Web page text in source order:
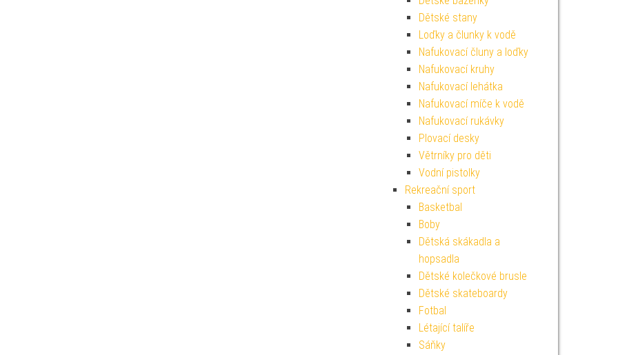
Dětské stany
Loďky a člunky k vodě
Nafukovací čluny a loďky
Nafukovací kruhy
Nafukovací lehátka
Nafukovací míče k vodě
Nafukovací rukávky
Plovací desky
Větrníky pro děti
Vodní pistolky
Rekreační sport
Basketbal
Boby
Dětská skákadla a
hopsadla
Dětské kolečkové brusle
Dětské skateboardy
Fotbal
Létající talíře
Sáňky